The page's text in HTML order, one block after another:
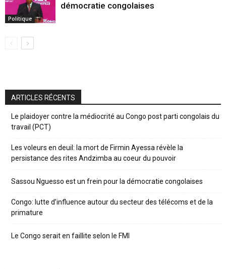
Politique
démocratie congolaises
ARTICLES RÉCENTS
Le plaidoyer contre la médiocrité au Congo post parti congolais du
travail (PCT)
Les voleurs en deuil: la mort de Firmin Ayessa révèle la
persistance des rites Andzimba au coeur du pouvoir
Sassou Nguesso est un frein pour la démocratie congolaises
Congo: lutte d’influence autour du secteur des télécoms et de la
primature
Le Congo serait en faillite selon le FMI